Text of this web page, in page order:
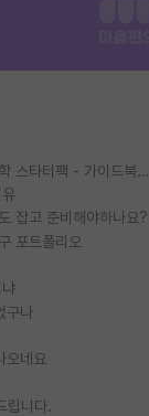
[무료] 2026 미국 대학원 유학 스타터팩 - 가이드북 & 합격자 컨택메일 템플릿
잡고 준비해야하나요?
포트폴리오
구나
오네요
립니다.